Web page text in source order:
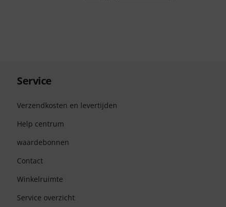
Service
Verzendkosten en levertijden
Help centrum
waardebonnen
Contact
Winkelruimte
Service overzicht